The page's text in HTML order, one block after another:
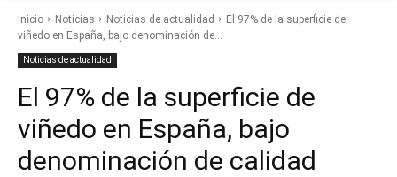
Inicio Noticias Noticias de actualidad
El 97% de la superficie de
viñedo en España, bajo denominación de...
Noticias de actualidad
El 97% de la superficie de
viñedo en España, bajo
denominación de calidad